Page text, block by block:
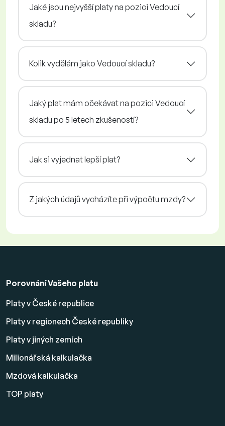
Jaké jsou nejvyšší platy na pozici Vedoucí
skladu?
Kolik vydělám jako Vedoucí skladu?
Jaký plat mám očekávat na pozici Vedoucí
skladu po 5 letech zkušeností?
Jak si vyjednat lepší plat?
Z jakých údajů vycházíte při výpočtu mzdy?
Porovnání Vašeho platu
Platy v České republice
Platy v regionech České republiky
Platy v jiných zemích
Milionářská kalkulačka
Mzdová kalkulačka
TOP platy